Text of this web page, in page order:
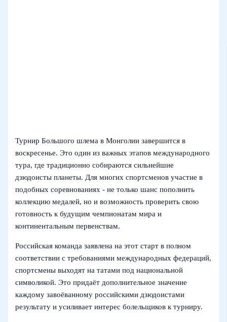
Турнир Большого шлема в Монголии завершится в
воскресенье. Это один из важных этапов международного
тура, где традиционно собираются сильнейшие
дзюдоисты планеты. Для многих спортсменов участие в
подобных соревнованиях - не только шанс пополнить
коллекцию медалей, но и возможность проверить свою
готовность к будущим чемпионатам мира и
континентальным первенствам.
Российская команда заявлена на этот старт в полном
соответствии с требованиями международных федераций,
спортсмены выходят на татами под национальной
символикой. Это придаёт дополнительное значение
каждому завоёванному российскими дзюдоистами
результату и усиливает интерес болельщиков к турниру.